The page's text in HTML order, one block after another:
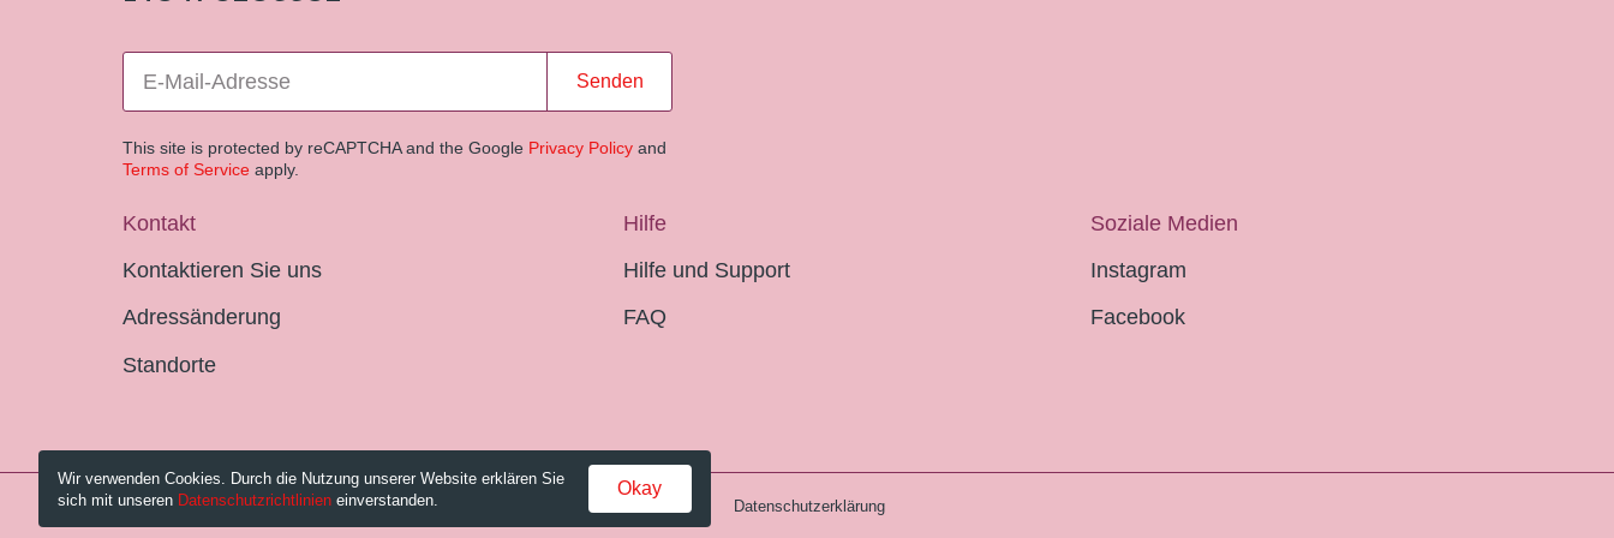
Senden
This site is protected by reCAPTCHA and the Google Privacy Policy and
Terms of Service apply.
Kontakt
Kontaktieren Sie uns
Adressänderung
Standorte
Hilfe
Hilfe und Support
FAQ
Soziale Medien
Instagram
Facebook
© 2026 Pestalozzi-Bibliothek Zürich. Impressum Gebühren und AGB Datenschutzerklärung
Wir verwenden Cookies. Durch die Nutzung unserer Website erklären Sie
sich mit unseren Datenschutzrichtlinien einverstanden.
Okay